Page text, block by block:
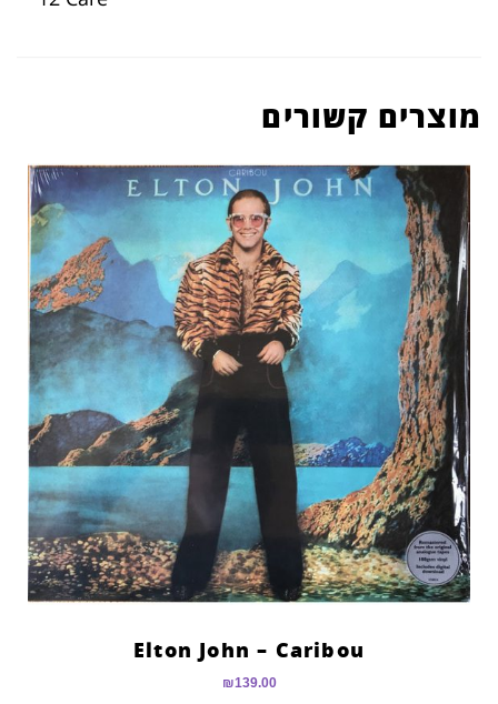
מוצרים קשורים
Elton John – Caribou
₪139.00